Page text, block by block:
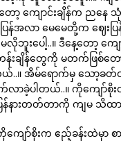
ာ့ ကျောင်းချိန်က ညနေ သုံ
န်အလာ မေမေတို့က ဈေးပြ
းပေါ့..။ ဒီနေ့တော့ ကျေ
ချိန်တွေကို မတက်ဖြစ်တော့
..။ အိမ်ရောက်မှ သော့ခတ်
ာခဲ့ပါတယ်..။ ကိုကျော်စို
ြန်နားတတ်တာကို ကျမ သိ
ျော်စိုးက ဧည့်ခန်းထဲမှာ